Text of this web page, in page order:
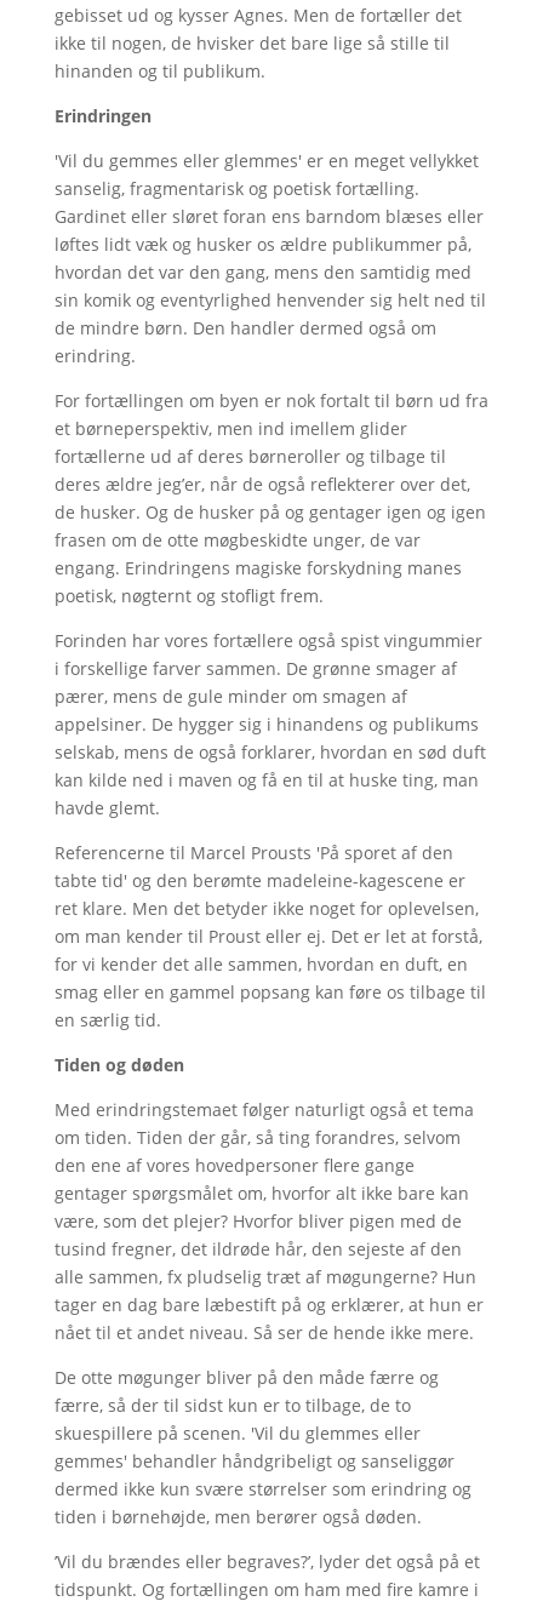
gebisset ud og kysser Agnes. Men de fortæller det
ikke til nogen, de hvisker det bare lige så stille til
hinanden og til publikum.
Erindringen
'Vil du gemmes eller glemmes' er en meget vellykket
sanselig, fragmentarisk og poetisk fortælling.
Gardinet eller sløret foran ens barndom blæses eller
løftes lidt væk og husker os ældre publikummer på,
hvordan det var den gang, mens den samtidig med
sin komik og eventyrlighed henvender sig helt ned til
de mindre børn. Den handler dermed også om
erindring.
For fortællingen om byen er nok fortalt til børn ud fra
et børneperspektiv, men ind imellem glider
fortællerne ud af deres børneroller og tilbage til
deres ældre jeg’er, når de også reflekterer over det,
de husker. Og de husker på og gentager igen og igen
frasen om de otte møgbeskidte unger, de var
engang. Erindringens magiske forskydning manes
poetisk, nøgternt og stofligt frem.
Forinden har vores fortællere også spist vingummier
i forskellige farver sammen. De grønne smager af
pærer, mens de gule minder om smagen af
appelsiner. De hygger sig i hinandens og publikums
selskab, mens de også forklarer, hvordan en sød duft
kan kilde ned i maven og få en til at huske ting, man
havde glemt.
Referencerne til Marcel Prousts 'På sporet af den
tabte tid' og den berømte madeleine-kagescene er
ret klare. Men det betyder ikke noget for oplevelsen,
om man kender til Proust eller ej. Det er let at forstå,
for vi kender det alle sammen, hvordan en duft, en
smag eller en gammel popsang kan føre os tilbage til
en særlig tid.
Tiden og døden
Med erindringstemaet følger naturligt også et tema
om tiden. Tiden der går, så ting forandres, selvom
den ene af vores hovedpersoner flere gange
gentager spørgsmålet om, hvorfor alt ikke bare kan
være, som det plejer? Hvorfor bliver pigen med de
tusind fregner, det ildrøde hår, den sejeste af den
alle sammen, fx pludselig træt af møgungerne? Hun
tager en dag bare læbestift på og erklærer, at hun er
nået til et andet niveau. Så ser de hende ikke mere.
De otte møgunger bliver på den måde færre og
færre, så der til sidst kun er to tilbage, de to
skuespillere på scenen. 'Vil du glemmes eller
gemmes' behandler håndgribeligt og sanseliggør
dermed ikke kun svære størrelser som erindring og
tiden i børnehøjde, men berører også døden.
’Vil du brændes eller begraves?’, lyder det også på et
tidspunkt. Og fortællingen om ham med fire kamre i